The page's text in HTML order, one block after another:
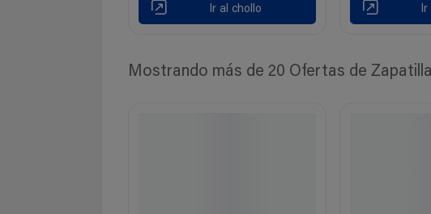
Ir al chollo
Mostrando más de 20 Ofertas de